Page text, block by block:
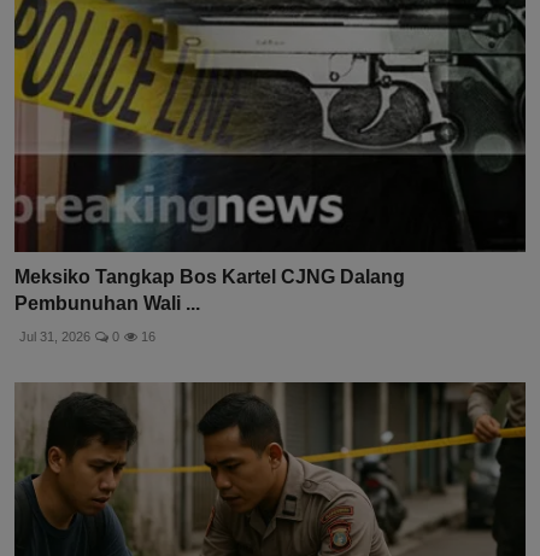
Meksiko Tangkap Bos Kartel CJNG Dalang
Pembunuhan Wali ...
Jul 31, 2026 0 16